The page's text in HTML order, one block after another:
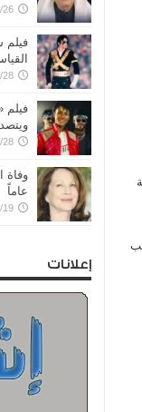
24 ساعة
26
فيلم
28
فيلم
28
عاماً
19
إعلانات